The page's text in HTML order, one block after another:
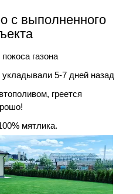
с выполненного
газона
5-7 дней назад
греется
мятлика.